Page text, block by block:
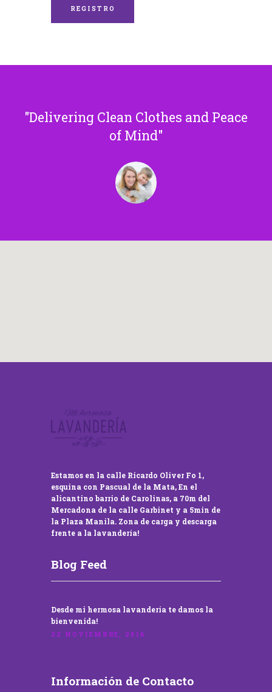
Delivering Clean Clothes and Peace
of Mind
Estamos en la calle Ricardo Oliver Fo 1,
esquina con Pascual de la Mata, En el
alicantino barrio de Carolinas, a 70m del
Mercadona de la calle Garbinet y a 5min de
la Plaza Manila. Zona de carga y descarga
frente a la lavandería!
Blog Feed
Desde mi hermosa lavandería te damos la
bienvenida!
22 NOVIEMBRE, 2016
Información de Contacto